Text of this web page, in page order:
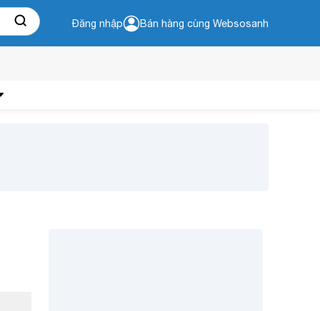
Đăng nhập Bán hàng cùng Websosanh